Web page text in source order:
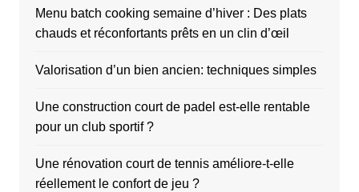
Menu batch cooking semaine d’hiver : Des plats
chauds et réconfortants prêts en un clin d’œil
Valorisation d’un bien ancien: techniques simples
Une construction court de padel est-elle rentable
pour un club sportif ?
Une rénovation court de tennis améliore-t-elle
réellement le confort de jeu ?